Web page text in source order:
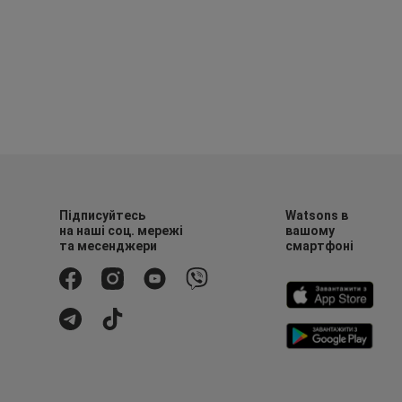
Підписуйтесь
на наші соц. мережі
та месенджери
Watsons в
вашому
смартфоні